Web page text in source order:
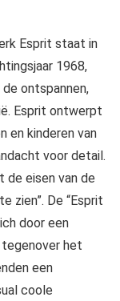
Esprit staat in
1968,
ontspannen,
Esprit ontwerpt
en kinderen van
voor detail.
de eisen van de
zien”. De “Esprit
door een
het
een
coole